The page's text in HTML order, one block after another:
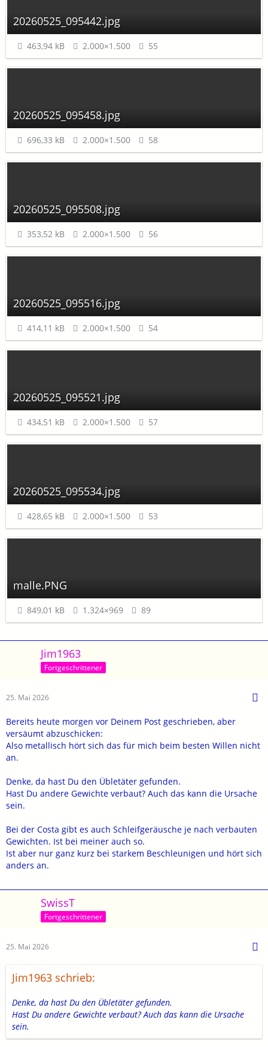
20260525_095442.jpg
463,94 kB 2.000×1.500 55
20260525_095458.jpg
696,33 kB 2.000×1.500 58
20260525_095508.jpg
353,52 kB 2.000×1.500 56
20260525_095516.jpg
414,11 kB 2.000×1.500 54
20260525_095521.jpg
434,51 kB 2.000×1.500 57
20260525_095534.jpg
428,65 kB 2.000×1.500 53
malle.PNG
849,01 kB 1.324×969 89
Jim1963
Fortgeschrittener
25. Mai 2026
Bereits heute morgen vor Deinem Post geschrieben, aber
versäumt abzuschicken:
Also metallisch hört sich das für mich beim besten Willen nicht
an.
Denke, da hast Du den Übletäter gefunden.
Hast Du andere Gewichte verbaut? Auch das kann die Ursache
sein.
Bei der Costa gibt es auch Schleifgeräusche je nach verbauten
Gewichten. Ist bei meiner auch so.
Ist aber nur ganz kurz bei starkem Beschleunigen und hört sich
anders an.
SwissT
Fortgeschrittener
25. Mai 2026
Jim1963 schrieb:
Denke, da hast Du den Übletäter gefunden.
Hast Du andere Gewichte verbaut? Auch das kann die Ursache
sein.